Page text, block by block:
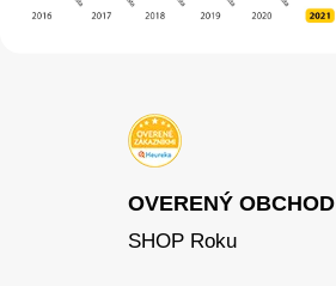
OVERENÝ OBCHOD
SHOP Roku